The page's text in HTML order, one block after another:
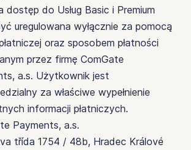
dostęp do Usług Basic i Premium
uregulowana wyłącznie za pomocą
oraz sposobem płatności
przez firmę ComGate
a.s. Użytkownik jest
za właściwe wypełnienie
informacji płatniczych.
Payments, a.s.
třída 1754 / 48b, Hradec Králové